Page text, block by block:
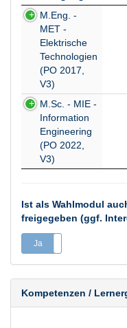
Studiengang
M.Eng. -
MET -
Elektrische
Technologien
(PO 2017,
V3)
M.Sc. - MIE -
Information
Engineering
(PO 2022,
V3)
Ist als Wahlmodul
freigegeben (ggf.
Ja
Kompetenzen /